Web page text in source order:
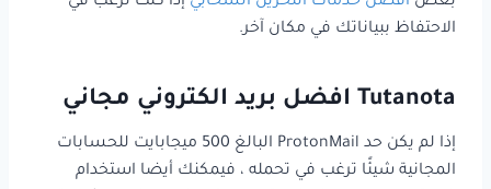
الاحتفاظ ببياناتك في مكان آخر.
Tutanota افضل بريد الكتروني مجاني
إذا لم يكن حد ProtonMail البالغ 500 ميجابايت للحسابات
المجانية شيئًا ترغب في تحمله ، فيمكنك أيضا استخدام